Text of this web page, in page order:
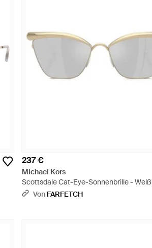
237 €
Michael Kors
Scottsdale Cat-Eye-Sonnenbrille - Weiß
Von FARFETCH